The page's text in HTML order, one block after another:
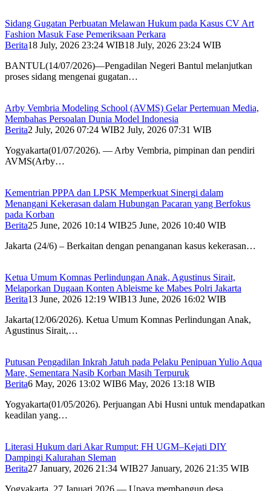
Sidang Gugatan Perbuatan Melawan Hukum pada Kasus CV Art
Fashion Masuk Fase Pemeriksaan Perkara
Berita18 July, 2026 23:24 WIB18 July, 2026 23:24 WIB
BANTUL(14/07/2026)—Pengadilan Negeri Bantul melanjutkan
proses sidang mengenai gugatan…
Arby Vembria Modeling School (AVMS) Gelar Pertemuan Media,
Membahas Persoalan Dunia Model Indonesia
Berita2 July, 2026 07:24 WIB2 July, 2026 07:31 WIB
Yogyakarta(01/07/2026). — Arby Vembria, pimpinan dan pendiri
AVMS(Arby…
Kementrian PPPA dan LPSK Memperkuat Sinergi dalam
Menangani Kekerasan dalam Hubungan Pacaran yang Berfokus
pada Korban
Berita25 June, 2026 10:14 WIB25 June, 2026 10:40 WIB
Jakarta (24/6) – Berkaitan dengan penanganan kasus kekerasan…
Ketua Umum Komnas Perlindungan Anak, Agustinus Sirait,
Melaporkan Dugaan Konten Ableisme ke Mabes Polri Jakarta
Berita13 June, 2026 12:19 WIB13 June, 2026 16:02 WIB
Jakarta(12/06/2026). Ketua Umum Komnas Perlindungan Anak,
Agustinus Sirait,…
Putusan Pengadilan Inkrah Jatuh pada Pelaku Penipuan Yulio Aqua
Mare, Sementara Nasib Korban Masih Terpuruk
Berita6 May, 2026 13:02 WIB6 May, 2026 13:18 WIB
Yogyakarta(01/05/2026). Perjuangan Abi Husni untuk mendapatkan
keadilan yang…
Literasi Hukum dari Akar Rumput: FH UGM–Kejati DIY
Dampingi Kalurahan Sleman
Berita27 January, 2026 21:34 WIB27 January, 2026 21:35 WIB